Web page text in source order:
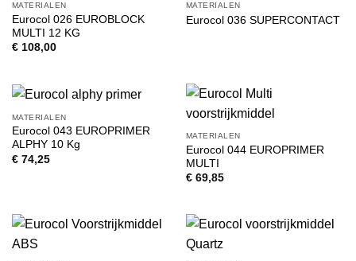
MATERIALEN
Eurocol 026 EUROBLOCK
MULTI 12 KG
€108,00
MATERIALEN
Eurocol 036 SUPERCONTACT
MATERIALEN
Eurocol 043 EUROPRIMER
ALPHY 10 Kg
€74,25
MATERIALEN
Eurocol 044 EUROPRIMER
MULTI
€69,85